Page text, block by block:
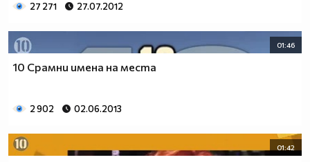
27 271 27.07.2012
01:46
10 Срамни имена на места
2 902 02.06.2013
01:42